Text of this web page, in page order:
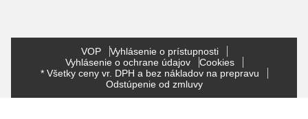
VOP
Vyhlásenie o prístupnosti
Vyhlásenie o ochrane údajov
Cookies
* Všetky ceny vr. DPH a bez nákladov na prepravu
Odstúpenie od zmluvy